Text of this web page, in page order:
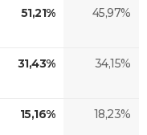
51,21% 45,97%
31,43% 34,15%
15,16% 18,23%